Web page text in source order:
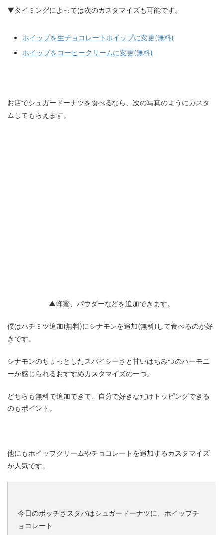
▼タイミングによっては次のカスタマイズも可能です。
ホイップを生チョコレートホイップに変更(無料)
ホイップをコーヒークリームに変更(無料)
お店でシュガードーナツを食べるなら、次の写真のようにカスタ
ムしてもらえます。
▲蜂蜜、パウダーなどを追加できます。
僕はハチミツ追加(無料)にシナモンを追加(無料)して食べるのが好
きです。
シナモンのちょっとしたスパイシーさと甘いはちみつのハーモニ
ーが感じられるおすすめカスタマイズの一つ。
どちらも無料で追加できて、自分で好きなだけトッピングできる
のもポイント。
他にもホイップクリームやチョコレートを追加するカスタマイズ
が人気です。
今日のボッチざスタバはシュガードーナツに、ホイップチ
ョコレート